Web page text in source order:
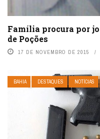
Família procura por
de Poções
17 DE NOVEMBRO DE 2015
BAHIA DESTAQUES NOTÍCIAS